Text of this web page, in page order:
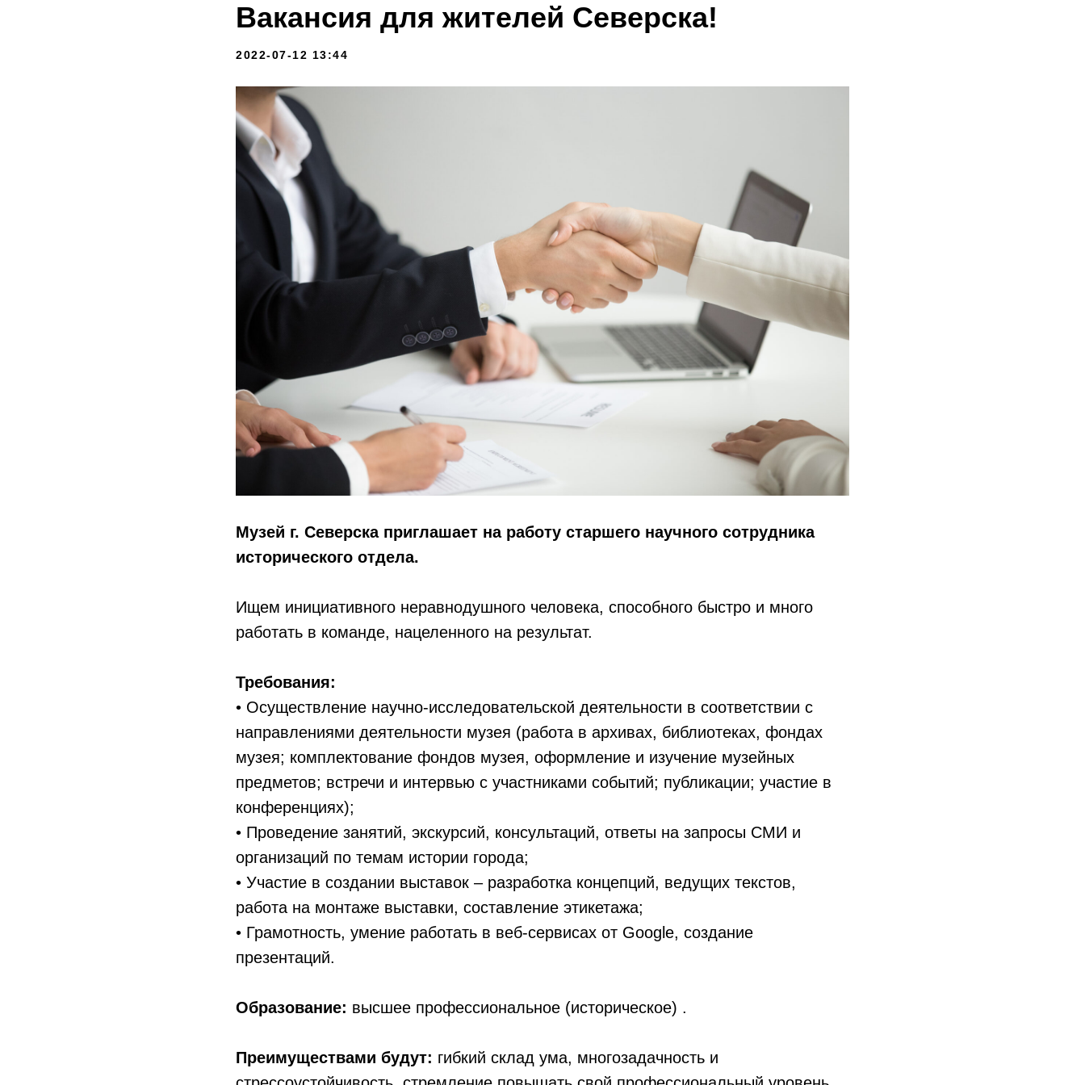
Вакансия для жителей Северска!
2022-07-12 13:44
Музей г. Северска приглашает на работу старшего научного сотрудника
исторического отдела.
Ищем инициативного неравнодушного человека, способного быстро и много
работать в команде, нацеленного на результат.
Требования:
• Осуществление научно-исследовательской деятельности в соответствии с
направлениями деятельности музея (работа в архивах, библиотеках, фондах
музея; комплектование фондов музея, оформление и изучение музейных
предметов; встречи и интервью с участниками событий; публикации; участие в
конференциях);
• Проведение занятий, экскурсий, консультаций, ответы на запросы СМИ и
организаций по темам истории города;
• Участие в создании выставок – разработка концепций, ведущих текстов,
работа на монтаже выставки, составление этикетажа;
• Грамотность, умение работать в веб-сервисах от Google, создание
презентаций.
Образование: высшее профессиональное (историческое) .
Преимуществами будут: гибкий склад ума, многозадачность и